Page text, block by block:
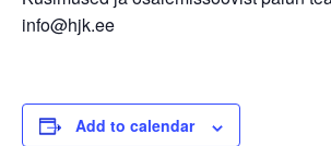
info@hjk.ee
Add to calendar